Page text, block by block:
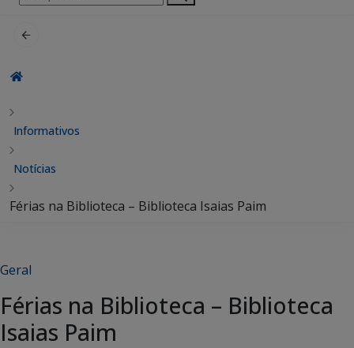
por:
Informativos
Notícias
Férias na Biblioteca – Biblioteca Isaias Paim
Geral
Férias na Biblioteca – Biblioteca
Isaias Paim